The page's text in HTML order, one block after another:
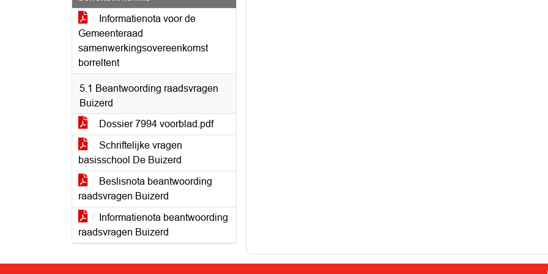
Informatienota voor de
Gemeenteraad
samenwerkingsovereenkomst
borreltent
5.1 Beantwoording raadsvragen
Buizerd
Dossier 7994 voorblad.pdf
Schriftelijke vragen
basisschool De Buizerd
Beslisnota beantwoording
raadsvragen Buizerd
Informatienota beantwoording
raadsvragen Buizerd